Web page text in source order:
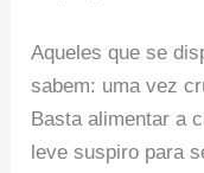
Aqueles que se
sabem: uma vez
Basta alimentar a
leve suspiro para